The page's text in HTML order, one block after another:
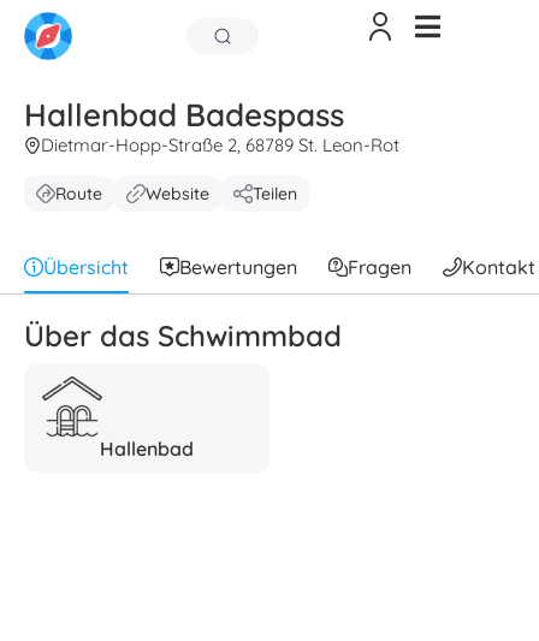
Hallenbad Badespass
Dietmar-Hopp-Straße 2, 68789 St. Leon-Rot
Route Website Teilen
Übersicht Bewertungen Fragen Kontakt
Über das Schwimmbad
Hallenbad